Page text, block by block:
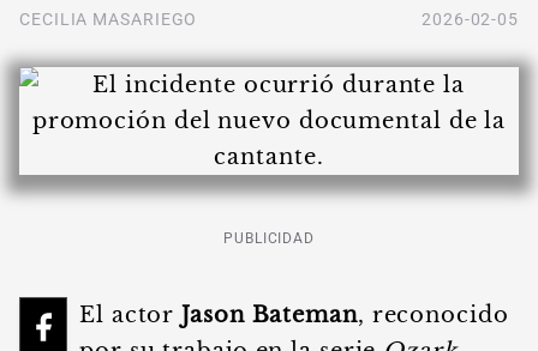
CECILIA MASARIEGO 2026-02-05
PUBLICIDAD
El actorJason Bateman, reconocido